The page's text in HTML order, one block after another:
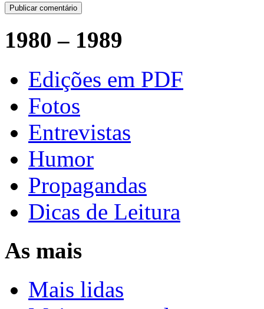
1980 – 1989
Edições em PDF
Fotos
Entrevistas
Humor
Propagandas
Dicas de Leitura
As mais
Mais lidas